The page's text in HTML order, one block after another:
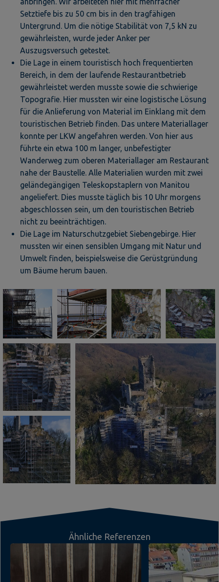
Setztiefe bis zu 50 cm bis in den tragfähigen
Untergrund. Um die nötige Stabilität von 7,5 kN zu
gewährleisten, wurde jeder Anker per
Auszugsversuch getestet.
Die Lage in einem touristisch hoch frequentierten
Bereich, in dem der laufende Restaurantbetrieb
gewährleistet werden musste sowie die schwierige
Topografie. Hier mussten wir eine logistische Lösung
für die Anlieferung von Material im Einklang mit dem
touristischen Betrieb finden. Das untere Materiallager
konnte per LKW angefahren werden. Von hier aus
führte ein etwa 100 m langer, unbefestigter
Wanderweg zum oberen Materiallager am Restaurant
nahe der Baustelle. Alle Materialien wurden mit zwei
geländegängigen Teleskopstaplern von Manitou
angeliefert. Dies musste täglich bis 10 Uhr morgens
abgeschlossen sein, um den touristischen Betrieb
nicht zu beeinträchtigen.
Die Lage im Naturschutzgebiet Siebengebirge. Hier
mussten wir einen sensiblen Umgang mit Natur und
Umwelt finden, beispielsweise die Gerüstgründung
um Bäume herum bauen.
Ähnliche Referenzen